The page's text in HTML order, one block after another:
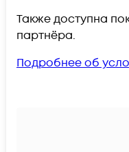
Также доступна
партнёра.
Подробнее об